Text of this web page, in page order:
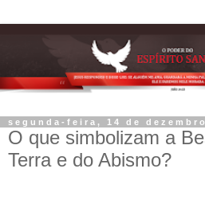
segunda-feira, 14 de
O que simbolizam a
Terra e do Abismo?